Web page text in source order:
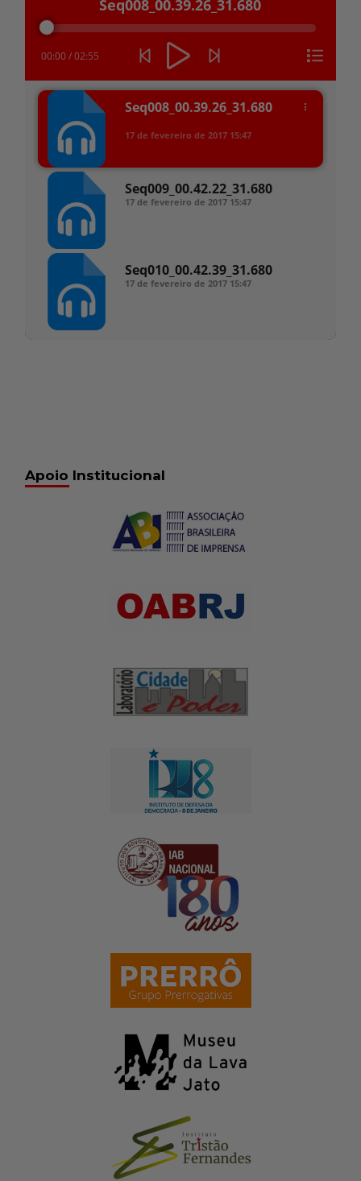
áudio
Seq008_00.39.26_31.680
00:00 /02:55
Seq008_00.39.26_31.680
17 de fevereiro de 2017 15:47
Seq009_00.42.22_31.680
17 de fevereiro de 2017 15:47
Seq010_00.42.39_31.680
17 de fevereiro de 2017 15:47
Apoio Institucional